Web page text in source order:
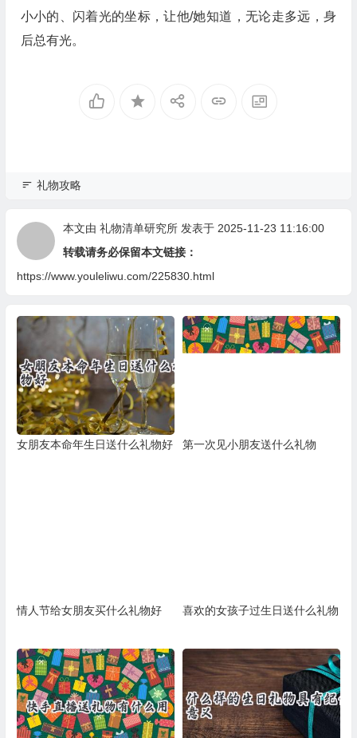
小小的、闪着光的坐标，让他/她知道，无论走多远，身
后总有光。
礼物攻略
本文由 礼物清单研究所发表于 2025-11-23 11:16:00
转载请务必保留本文链接：
https://www.youleliwu.com/225830.html
女朋友本命年生日送什么礼物好 第一次见小朋友送什么礼物
情人节给女朋友买什么礼物好 喜欢的女孩子过生日送什么礼物